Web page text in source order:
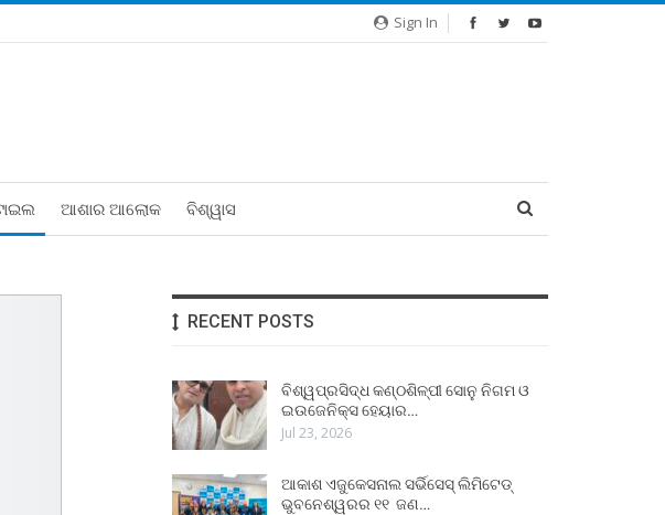
Sign In
ଆଶାର ଆଲୋକ ବିଶ୍ୱାସ
RECENT POSTS
ବିଶ୍ୱପ୍ରସିଦ୍ଧ କଣ୍ଠଶିଳ୍ପୀ ସୋନୁ ନିଗମ ଓ
ଇଉଜେନିକ୍ସ ହେୟାର…
Jul 23, 2026
ଆକାଶ ଏଜୁକେସନାଲ ସର୍ଭିସେସ୍ ଲିମିଟେଡ୍
ଭୁବନେଶ୍ୱରର ୧୧ ଜଣ…